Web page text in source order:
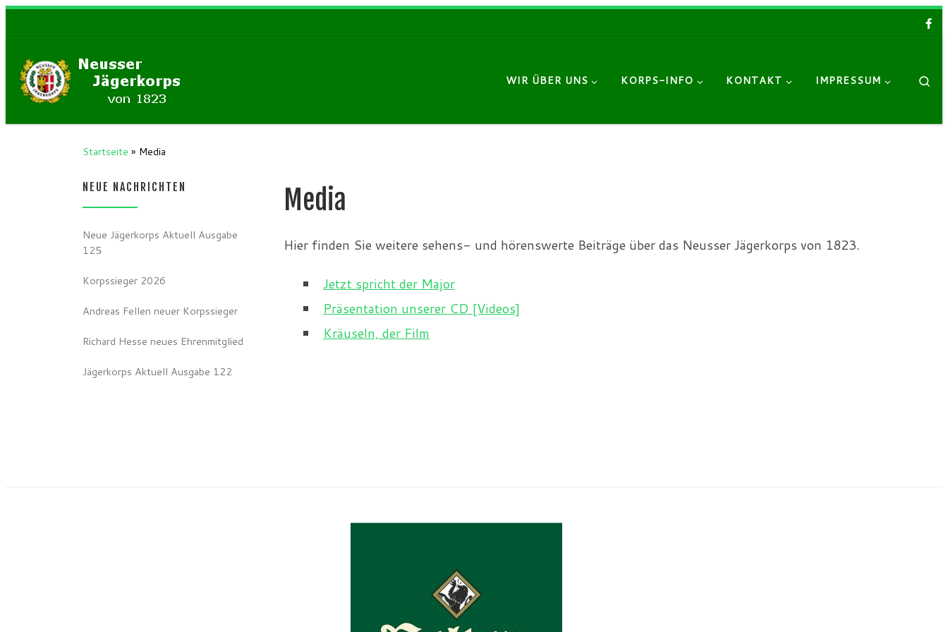
WIR ÜBER UNS KORPS-INFO KONTAKT IMPRESSUM
Startseite » Media
Media
Hier finden Sie weitere sehens- und hörenswerte Beiträge über das Neusser Jägerkorps von 1823.
Jetzt spricht der Major
Präsentation unserer CD [Videos]
Kräuseln, der Film
NEUE NACHRICHTEN
Neue Jägerkorps Aktuell Ausgabe
125
Korpssieger 2026
Andreas Fellen neuer Korpssieger
Richard Hesse neues Ehrenmitglied
Jägerkorps Aktuell Ausgabe 122